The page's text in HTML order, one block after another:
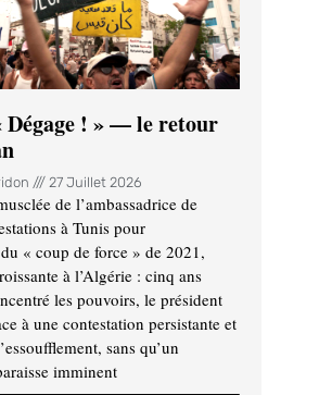
Dégage ! » — le retour
27 Juillet 2026
de l’ambassadrice de
à Tunis pour
« coup de force » de 2021,
à l’Algérie : cinq ans
les pouvoirs, le président
à une contestation persistante et
sans qu’un
imminent